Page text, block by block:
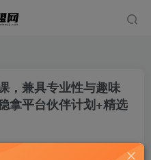
，兼具专业性与趣味
拿平台伙伴计划+精选
私信